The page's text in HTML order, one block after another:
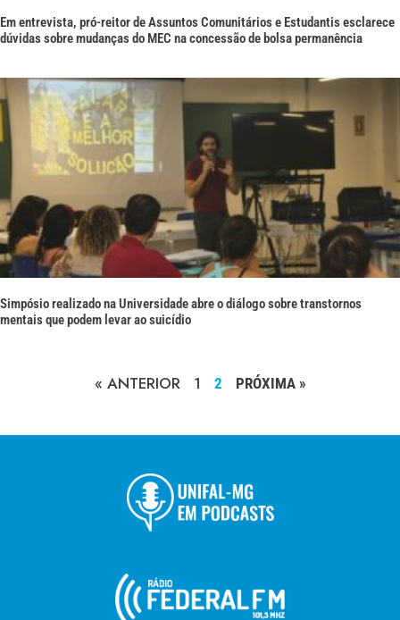
Em entrevista, pró-reitor de Assuntos Comunitários e Estudantis esclarece
dúvidas sobre mudanças do MEC na concessão de bolsa permanência
Simpósio realizado na Universidade abre o diálogo sobre transtornos
mentais que podem levar ao suicídio
« ANTERIOR 1 2 PRÓXIMA »